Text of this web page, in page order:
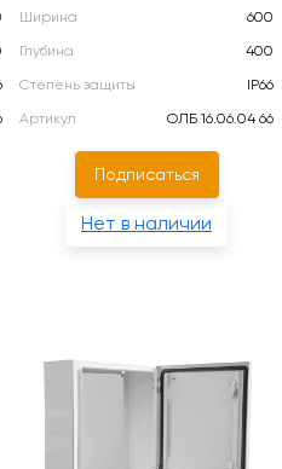
Ширина
600
Глубина
400
Степень защиты
IP66
Артикул
ОЛБ 16.06.04 66
Подписаться
Нет в наличии